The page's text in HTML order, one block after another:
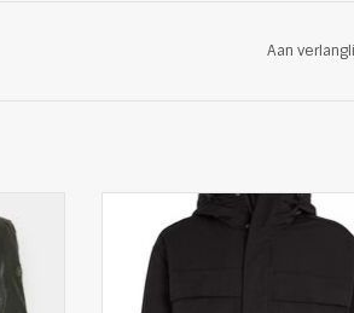
Aan
Premium jacket van Tommy
subtiel geborduurd logo op de
elastische band aan de
Pasvorm: regular fit/ opstaande
Bovenmateriaal: 100%